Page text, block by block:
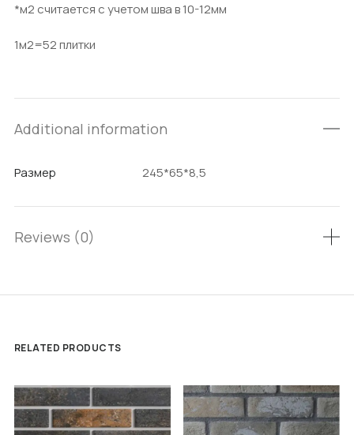
*м2 считается с учетом шва в 10-12мм
1м2=52 плитки
Additional information
Размер 245*65*8,5
Reviews (0)
RELATED PRODUCTS